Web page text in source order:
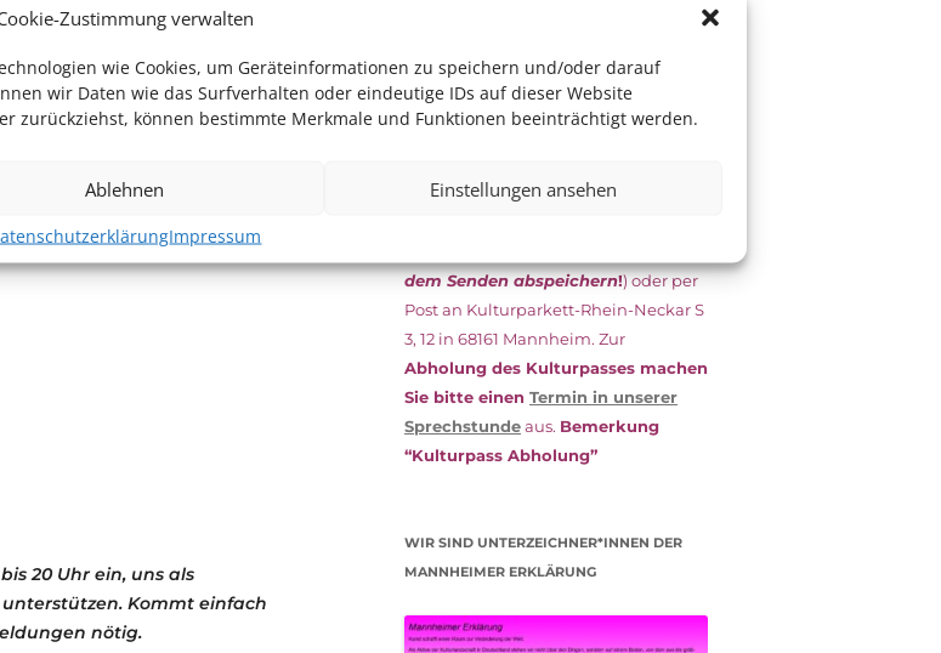
Zustimmung verwalten
wie Cookies, um Geräteinformationen zu speichern und/oder darauf
wir Daten wie das Surfverhalten oder eindeutige IDs auf dieser Website
zurückziehst, können bestimmte Merkmale und Funktionen beeinträchtigt werden.
Ablehnen Einstellungen ansehen
Impressum
Bühne, Publikum und
von Gemeinschaft und
20 Uhr ein, uns als
Kommt einfach
nötig.
esunterschriebenzusammen mit
dem aktuellen
(Bürgergeld/
das Kulturparkett zurück: Per E-Mail
dem Senden abspeichern!) oder per
Post an Kulturparkett-Rhein-Neckar S
3, 12 in 68161 Mannheim. Zur
Abholung des Kulturpasses machen
Sie bitte einen Termin in unserer
Sprechstundeaus. Bemerkung
“Kulturpass Abholung”
WIR SIND UNTERZEICHNER*INNEN DER
MANNHEIMER ERKLÄRUNG